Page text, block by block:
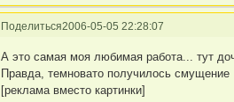
Поделиться2006-05-05 22:28:07
А это самая моя любимая работа... тут
Правда, темновато получилось смущение
[реклама вместо картинки]